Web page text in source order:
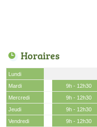
Horaires
Lundi
Mardi
9h - 12h30
Mercredi
9h - 12h30
Jeudi
9h - 12h30
Vendredi
9h - 12h30